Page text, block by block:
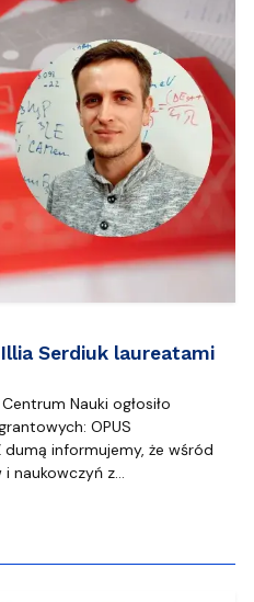
Serdiuk laureatami
Nauki ogłosiło
OPUS
dumą informujemy, że wśród
i naukowczyń z…